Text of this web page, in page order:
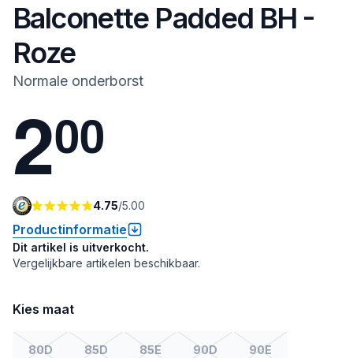
Balconette Padded BH -
Roze
Normale onderborst
200
4.75/5.00
Productinformatie
Dit artikel is uitverkocht.
Vergelijkbare artikelen beschikbaar.
Kies maat
80D 85D 85E 90D 90E